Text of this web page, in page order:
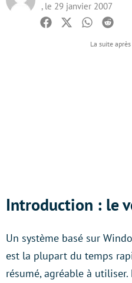
, le 29 janvier 2007
Facebook
TwitterWhatsapp
Reddit
Introduction : le
Un système basé sur
est la plupart du temps
résumé, agréable à